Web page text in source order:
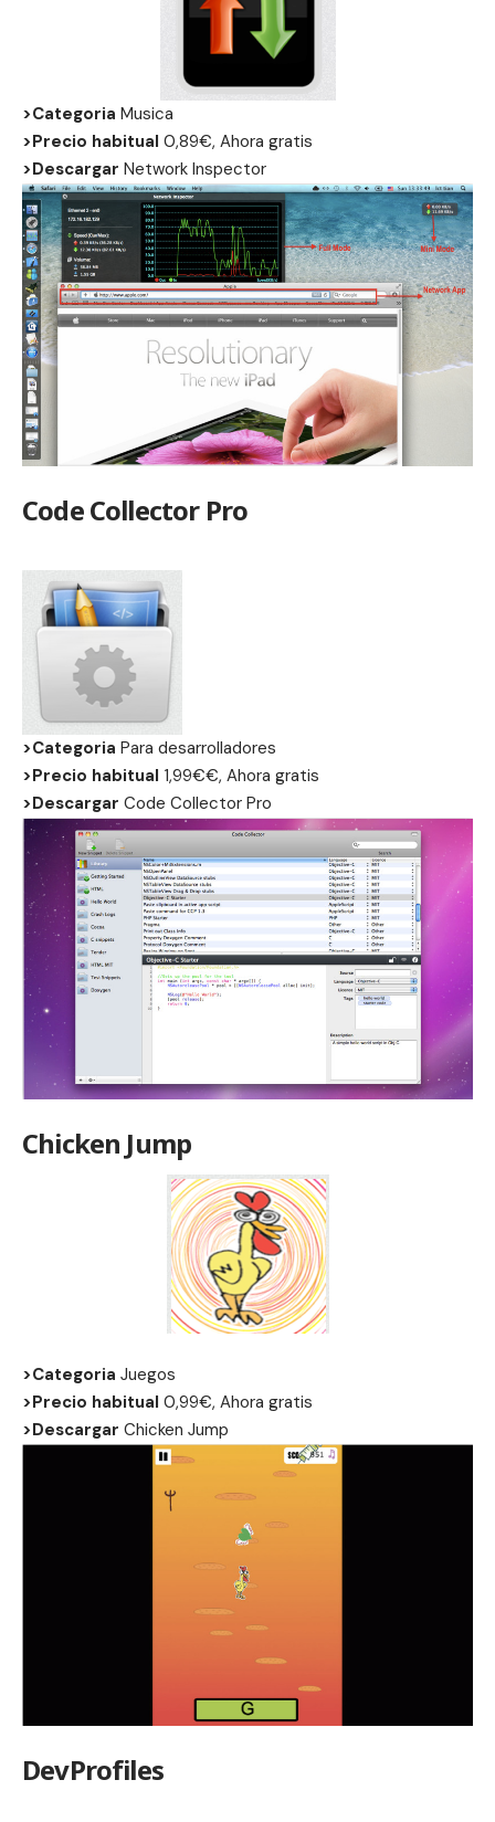
>Categoria Musica
>Precio habitual 0,89€, Ahora gratis
>Descargar Network Inspector
Code Collector Pro
>Categoria Para desarrolladores
>Precio habitual 1,99€€, Ahora gratis
>Descargar Code Collector Pro
Chicken Jump
>Categoria Juegos
>Precio habitual 0,99€, Ahora gratis
>Descargar Chicken Jump
DevProfiles